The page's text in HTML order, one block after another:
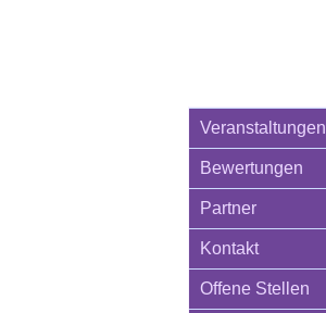
Veranstaltungen
Bewertungen
Partner
Kontakt
Offene Stellen